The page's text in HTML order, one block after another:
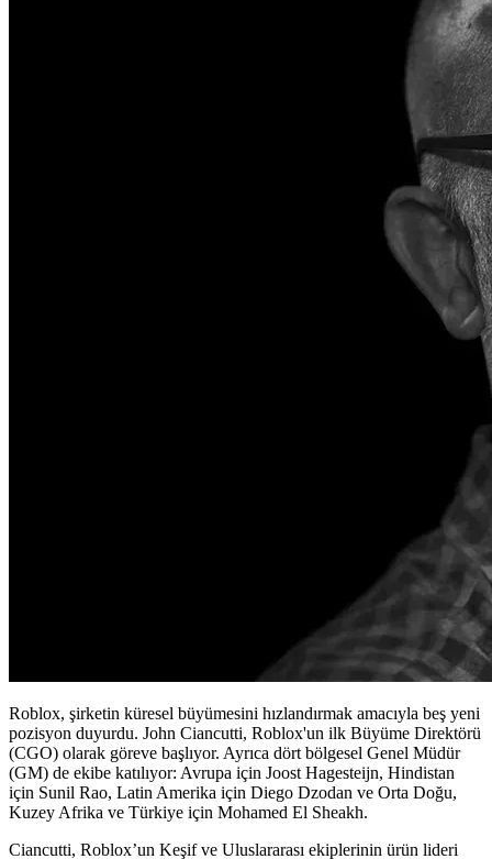
Roblox, şirketin küresel büyümesini hızlandırmak amacıyla beş yeni
pozisyon duyurdu. John Ciancutti, Roblox'un ilk Büyüme Direktörü
(CGO) olarak göreve başlıyor. Ayrıca dört bölgesel Genel Müdür
(GM) de ekibe katılıyor: Avrupa için Joost Hagesteijn, Hindistan
için Sunil Rao, Latin Amerika için Diego Dzodan ve Orta Doğu,
Kuzey Afrika ve Türkiye için Mohamed El Sheakh.
Ciancutti, Roblox’un Keşif ve Uluslararası ekiplerinin ürün lideri